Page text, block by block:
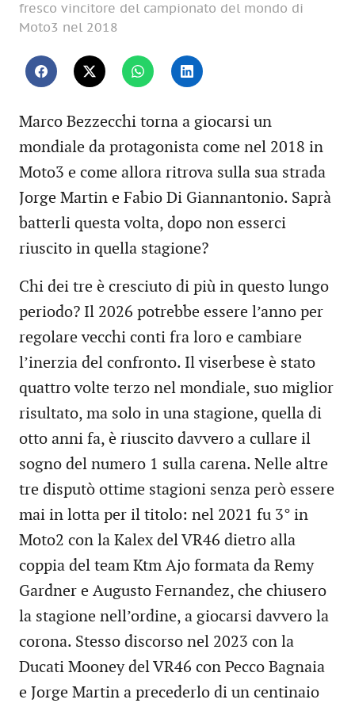
fresco vincitore del campionato del mondo di
Moto3 nel 2018
Marco Bezzecchi torna a giocarsi un
mondiale da protagonista come nel 2018 in
Moto3 e come allora ritrova sulla sua strada
Jorge Martin e Fabio Di Giannantonio. Saprà
batterli questa volta, dopo non esserci
riuscito in quella stagione?
Chi dei tre è cresciuto di più in questo lungo
periodo? Il 2026 potrebbe essere l’anno per
regolare vecchi conti fra loro e cambiare
l’inerzia del confronto. Il viserbese è stato
quattro volte terzo nel mondiale, suo miglior
risultato, ma solo in una stagione, quella di
otto anni fa, è riuscito davvero a cullare il
sogno del numero 1 sulla carena. Nelle altre
tre disputò ottime stagioni senza però essere
mai in lotta per il titolo: nel 2021 fu 3° in
Moto2 con la Kalex del VR46 dietro alla
coppia del team Ktm Ajo formata da Remy
Gardner e Augusto Fernandez, che chiusero
la stagione nell’ordine, a giocarsi davvero la
corona. Stesso discorso nel 2023 con la
Ducati Mooney del VR46 con Pecco Bagnaia
e Jorge Martin a precederlo di un centinaio